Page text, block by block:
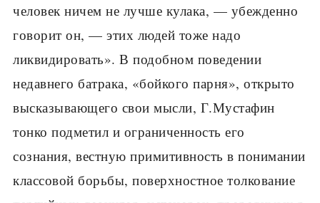
человек ничем не лучше кулака, — убежденно
говорит он, — этих людей тоже надо
ликвидировать». В подобном поведении
недавнего батрака, «бойкого парня», открыто
высказывающего свои мысли, Г.Мустафин
тонко подметил и ограниченность его
сознания, вестную примитивность в понимании
классовой борьбы, поверхностное толкование